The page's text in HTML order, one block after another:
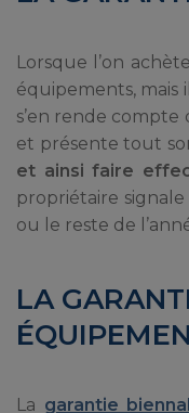
Lorsque l’on
équipements,
s’en rende compte
et présente tout
et ainsi faire
propriétaire
ou le reste de
LA
La garantie